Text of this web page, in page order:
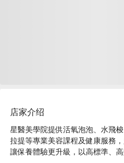
店家介绍
星醫美學院提供活氧泡泡、水飛
拉提等專業美容課程及健康服務
讓保養體驗更升級，以高標準、